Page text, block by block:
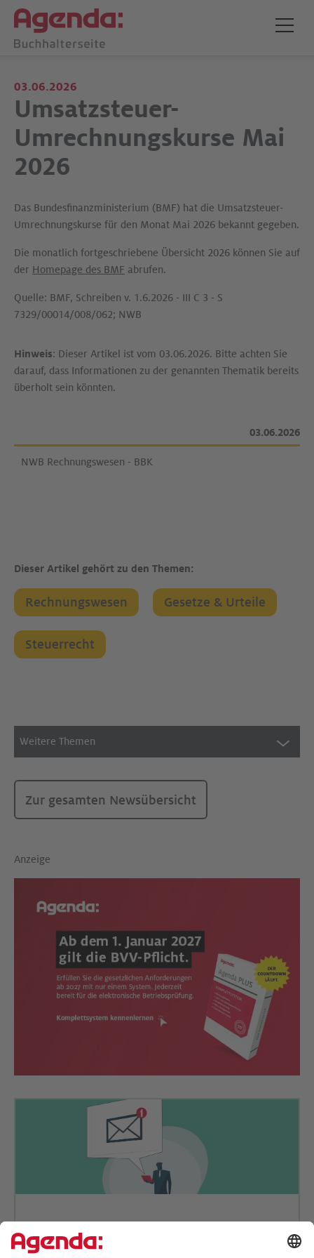
03.06.2026
Umsatzsteuer-
Umrechnungskurse Mai
2026
Das Bundesfinanzministerium (BMF) hat die Umsatzsteuer-
Umrechnungskurse für den Monat Mai 2026 bekannt gegeben.
Die monatlich fortgeschriebene Übersicht 2026 können Sie auf
der Homepage des BMF abrufen.
Quelle: BMF, Schreiben v. 1.6.2026 - III C 3 - S
7329/00014/008/062; NWB
Hinweis: Dieser Artikel ist vom 03.06.2026. Bitte achten Sie
darauf, dass Informationen zu der genannten Thematik bereits
überholt sein könnten.
03.06.2026
NWB Rechnungswesen - BBK
Dieser Artikel gehört zu den Themen:
Rechnungswesen Gesetze & Urteile
Steuerrecht
Weitere Themen
Zur gesamten Newsübersicht
Anzeige
So digitalisieren Profi-Buch­hal­
ter: Machen Sie es nach.